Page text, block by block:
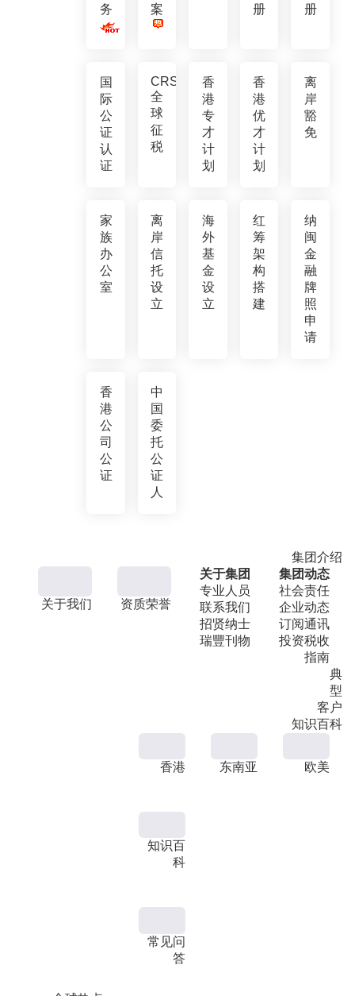
务
案
册
册
国
际
公
证
认
证
CRS
全
球
征
税
香
港
专
才
计
划
香
港
优
才
计
划
离
岸
豁
免
家
族
办
公
室
离
岸
信
托
设
立
海
外
基
金
设
立
红
筹
架
构
搭
建
纳
闽
金
融
牌
照
申
请
香
港
公
司
公
证
中
国
委
托
公
证
人
集团介绍
关于我们 资质荣誉
关于集团
专业人员
联系我们
招贤纳士
瑞豐刊物
集团动态
社会责任
企业动态
订阅通讯
投资税收
指南
典
型
客户
知识百科
香港 东南亚 欧美
知识百
科
常见问
答